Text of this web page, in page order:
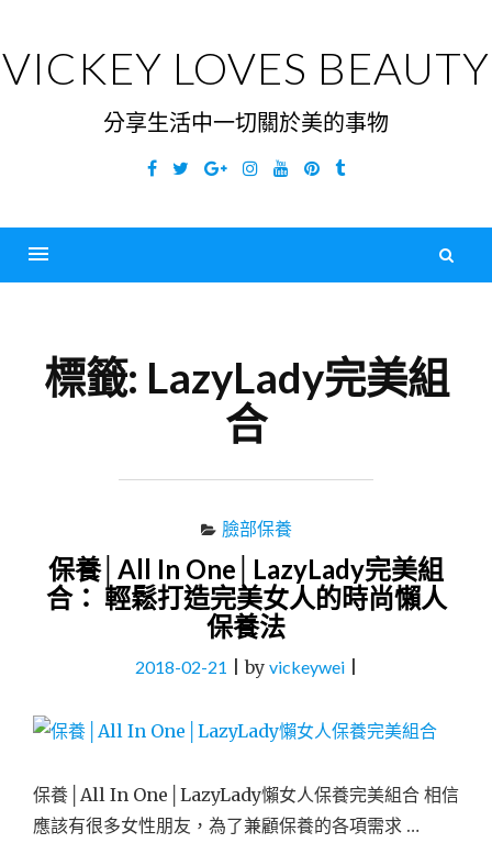
content
VICKEY LOVES BEAUTY
分享生活中一切關於美的事物
Facebook
TwitterGoogleInstagramYouTubePinterest
Tumblr
標籤: LazyLady完美組
合
臉部保養
保養│All In One│LazyLady完美組
合： 輕鬆打造完美女人的時尚懶人
保養法
2018-02-21 |by vickeywei|
保養│All In One│LazyLady懶女人保養完美組合 相信
應該有很多女性朋友，為了兼顧保養的各項需求 …